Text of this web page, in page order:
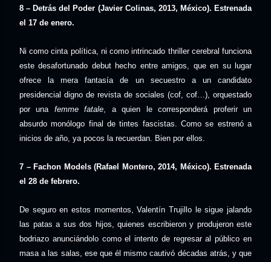
8 – Detrás del Poder (Javier Colinas, 2013, México). Estrenada
el 17 de enero.
Ni como cinta política, ni como intrincado thriller cerebral funciona
este desafortunado debut hecho entre amigos, que en su lugar
ofrece la mera fantasía de un secuestro a un candidato
presidencial digno de revista de sociales (cof, cof…), orquestado
por una femme fatale , a quien le corresponderá proferir un
absurdo monólogo final de tintes fascistas. Como se estrenó a
inicios de año, ya pocos la recuerdan. Bien por ellos.
7 – Fachon Models (Rafael Montero, 2014, México). Estrenada
el 28 de febrero.
De seguro en estos momentos, Valentín Trujillo le sigue jalando
las patas a sus dos hijos, quienes escribieron y produjeron este
bodriazo anunciándolo como el intento de regresar al público en
masa a las salas, ese que él mismo cautivó décadas atrás, y que